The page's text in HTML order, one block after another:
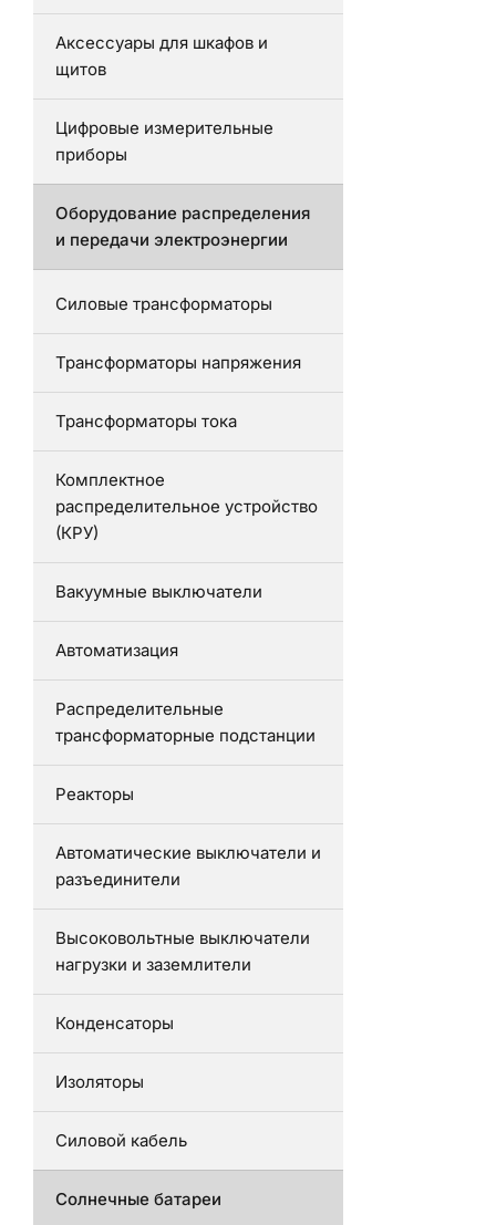
Аксессуары для шкафов и
щитов
Цифровые измерительные
приборы
Оборудование распределения
и передачи электроэнергии
Силовые трансформаторы
Трансформаторы напряжения
Трансформаторы тока
Комплектное
распределительное устройство
(КРУ)
Вакуумные выключатели
Автоматизация
Распределительные
трансформаторные подстанции
Реакторы
Автоматические выключатели и
разъединители
Высоковольтные выключатели
нагрузки и заземлители
Конденсаторы
Изоляторы
Силовой кабель
Солнечные батареи